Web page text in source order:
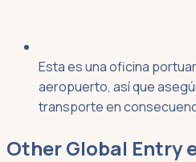
Esta es una oficina
aeropuerto, así que
transporte en
OtherGlobal Entry